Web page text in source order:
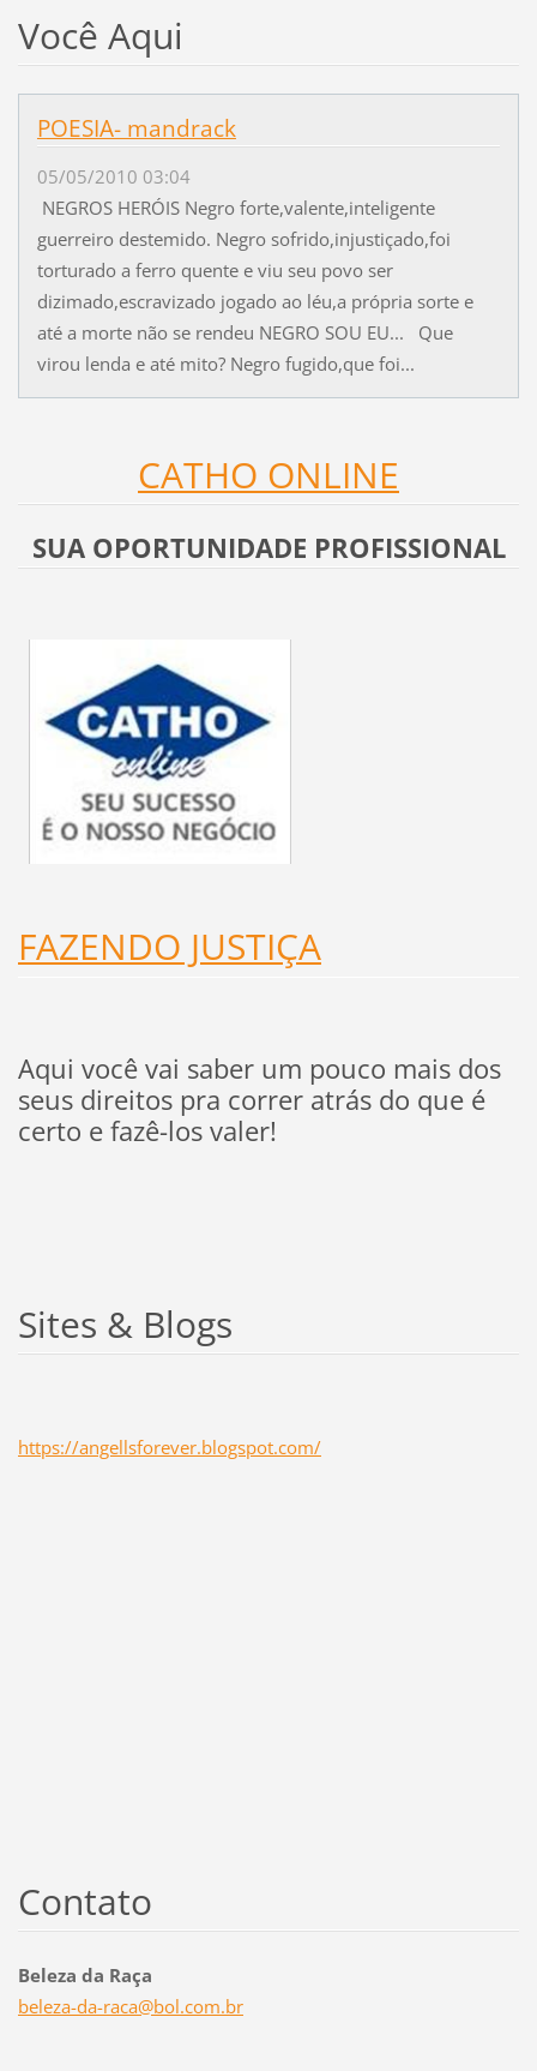
Você Aqui
POESIA- mandrack
05/05/2010 03:04
NEGROS HERÓIS Negro forte,valente,inteligente
guerreiro destemido. Negro sofrido,injustiçado,foi
torturado a ferro quente e viu seu povo ser
dizimado,escravizado jogado ao léu,a própria sorte e
até a morte não se rendeu NEGRO SOU EU... Que
virou lenda e até mito? Negro fugido,que foi...
CATHO ONLINE
SUA OPORTUNIDADE PROFISSIONAL
FAZENDO JUSTIÇA
Aqui você vai saber um pouco mais dos
seus direitos pra correr atrás do que é
certo e fazê-los valer!
Sites & Blogs
https://angellsforever.blogspot.com/
Contato
Beleza da Raça
beleza-da-raca@bol.com.br